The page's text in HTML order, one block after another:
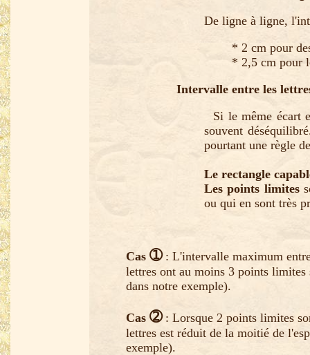
De ligne à ligne,
* 2 cm pour
* 2,5 cm pour
Intervalle entre les
Si le même écart
souvent
pourtant une règle
Le rectangle
Les points limites
ou qui en sont très
Cas ➀: L'intervalle maximum
lettres ont au moins 3 points
dans notre exemple).
Cas ➁: Lorsque 2 points limites
lettres est réduit de la moitié de
exemple).